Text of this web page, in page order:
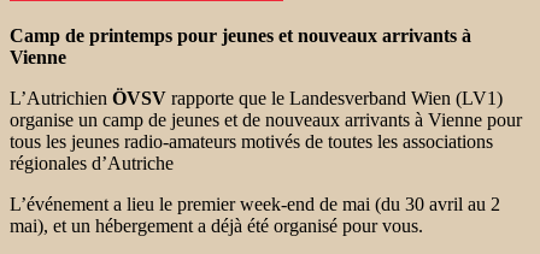
Camp de printemps pour jeunes et nouveaux arrivants à
Vienne
L’Autrichien ÖVSV rapporte que le Landesverband Wien (LV1)
organise un camp de jeunes et de nouveaux arrivants à Vienne pour
tous les jeunes radio-amateurs motivés de toutes les associations
régionales d’Autriche
L’événement a lieu le premier week-end de mai (du 30 avril au 2
mai), et un hébergement a déjà été organisé pour vous.